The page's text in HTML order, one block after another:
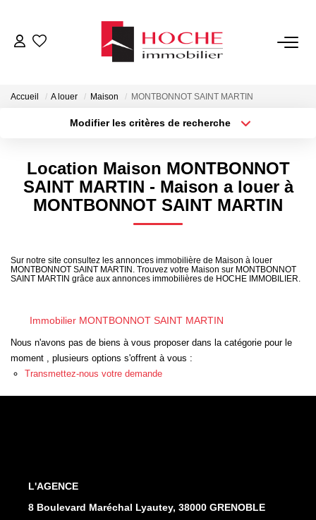
NOTRE AGENCE
CONTACT
EXTRANET
Accueil A louer Maison MONTBONNOT SAINT MARTIN
Modifier les critères de recherche
Sélectionnez...
Type de bien
Surface min
Location Maison MONTBONNOT
SAINT MARTIN - Maison a louer à
MONTBONNOT SAINT MARTIN
Sur notre site consultez les annonces immobilière de Maison à louer
MONTBONNOT SAINT MARTIN. Trouvez votre Maison sur MONTBONNOT
SAINT MARTIN grâce aux annonces immobilières de HOCHE IMMOBILIER.
Immobilier MONTBONNOT SAINT MARTIN
Nous n'avons pas de biens à vous proposer dans la catégorie pour le
moment , plusieurs options s'offrent à vous :
Transmettez-nous votre demande
L'AGENCE
8 Boulevard Maréchal Lyautey, 38000 GRENOBLE